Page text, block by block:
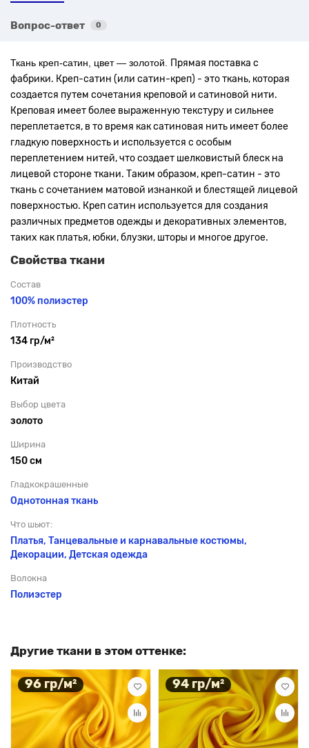
Вопрос-ответ 0
Ткань креп-сатин, цвет — золотой.
Прямая поставка с
фабрики. Креп-сатин (или сатин-креп) - это ткань, которая
создается путем сочетания креповой и сатиновой нити.
Креповая имеет более выраженную текстуру и сильнее
переплетается, в то время как сатиновая нить имеет более
гладкую поверхность и используется с особым
переплетением нитей, что создает шелковистый блеск на
лицевой стороне ткани. Таким образом, креп-сатин - это
ткань с сочетанием матовой изнанкой и блестящей лицевой
поверхностью. Креп сатин используется для создания
различных предметов одежды и декоративных элементов,
таких как платья, юбки, блузки, шторы и многое другое.
Свойства ткани
Состав
100% полиэстер
Плотность
134 гр/м²
Производство
Китай
Выбор цвета
золото
Ширина
150 см
Гладкокрашенные
Однотонная ткань
Что шьют:
Платья, Танцевальные и карнавальные костюмы,
Декорации, Детская одежда
Волокна
Полиэстер
Другие ткани в этом оттенке:
96 гр/м² 94 гр/м²